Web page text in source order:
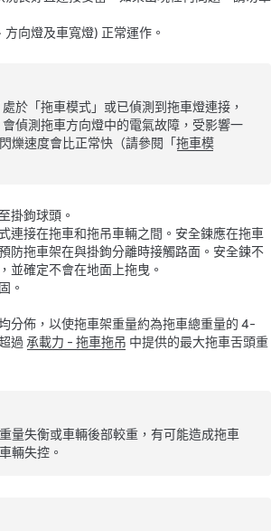
向燈及車寬燈) 正常運作。
處於「拖車模式」或已偵測到拖車燈連接，
會偵測拖車方向燈中的電氣故障，受影響一
爍速度會比正常快（請參閱「拖車模
掛鉤球頭。
連接在拖車和拖吊車輛之間。安全鍊應在拖車
防拖車架在與掛鉤分離時接觸路面。安全鍊不
並確定不會在地面上拖曳。
。
分佈，以使拖車架重量約為拖車總重量的 4-
過 承載力 - 拖車拖吊 中提供的最大拖車舌頭重
量失衡或車輛後部較重，有可能造成拖車
輛失控。